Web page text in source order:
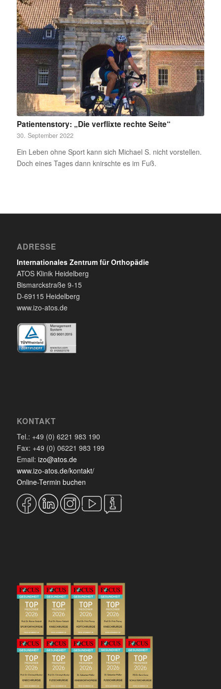
Patientenstory: „Die verflixte rechte Seite“
30. September 2022
Ein Leben ohne Sport kann sich Michael S. nicht vorstellen.
Doch eines Tages dann knirschte es im Fuß.
ADRESSE
Internationales Zentrum für Orthopädie
ATOS Klinik Heidelberg
Bismarckstraße 9-15
D-69115 Heidelberg
www.izo-atos.de
KONTAKT
Tel.: +49 (0) 6221 983 190
Fax: +49 (0) 06221 983 199
Email: izo@atos.de
www.izo-atos.de/kontakt/
Online-Termin buchen